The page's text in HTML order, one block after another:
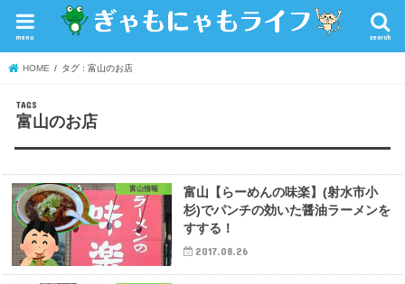
search
menu
HOME タグ : 富山のお店
富山のお店
富山情報
富山【らーめんの味楽】(射水市小
杉)でパンチの効いた醤油ラーメンを
すする！
2017.08.26